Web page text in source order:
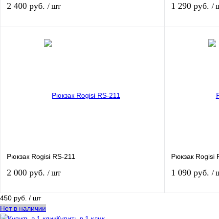
2 400 руб. / шт
36 литров
1 290 руб. /
20-35 литров
Рюкзак Rogisi RS-211
2 000 руб. / шт
Рюкзак Rogisi
1 090 руб. /
450 руб. / шт
Нет в наличии